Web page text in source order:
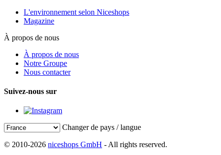
L'environnement selon Niceshops
Magazine
À propos de nous
À propos de nous
Notre Groupe
Nous contacter
Suivez-nous sur
Changer de pays / langue
© 2010-2026 niceshops GmbH - All rights reserved.